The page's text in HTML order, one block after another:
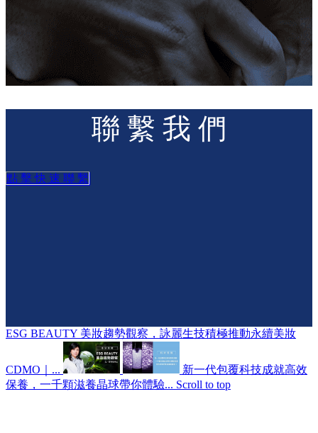
聯 繫 我 們
點 擊 快 速 聯 繫
ESG BEAUTY 美妝趨勢觀察，詠麗生技積極推動永續美妝
CDMO｜...
新一代包覆科技成就高效
保養，一千顆滋養晶球帶你體驗... Scroll to top